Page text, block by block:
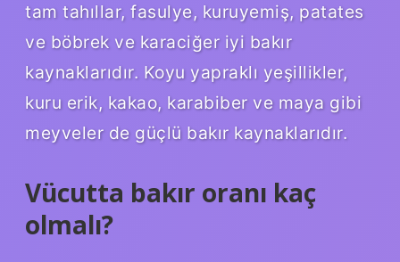
tam tahıllar, fasulye, kuruyemiş, patates
ve böbrek ve karaciğer iyi bakır
kaynaklarıdır. Koyu yapraklı yeşillikler,
kuru erik, kakao, karabiber ve maya gibi
meyveler de güçlü bakır kaynaklarıdır.
Vücutta bakır oranı kaç
olmalı?